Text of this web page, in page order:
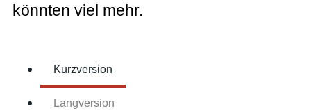
könnten viel mehr.
Kurzversion
Langversion